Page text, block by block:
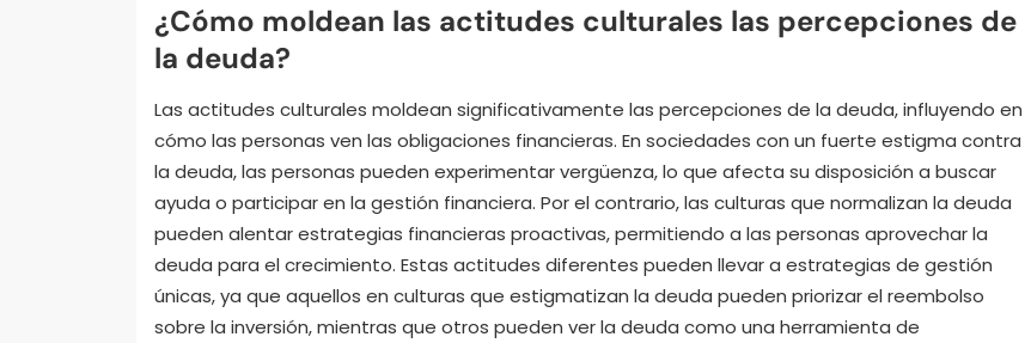
¿Cómo moldean las actitudes culturales las percepciones de
la deuda?
Las actitudes culturales moldean significativamente las percepciones de la deuda, influyendo en
cómo las personas ven las obligaciones financieras. En sociedades con un fuerte estigma contra
la deuda, las personas pueden experimentar vergüenza, lo que afecta su disposición a buscar
ayuda o participar en la gestión financiera. Por el contrario, las culturas que normalizan la deuda
pueden alentar estrategias financieras proactivas, permitiendo a las personas aprovechar la
deuda para el crecimiento. Estas actitudes diferentes pueden llevar a estrategias de gestión
únicas, ya que aquellos en culturas que estigmatizan la deuda pueden priorizar el reembolso
sobre la inversión, mientras que otros pueden ver la deuda como una herramienta de